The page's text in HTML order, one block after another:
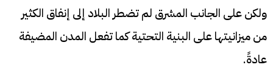
ولكن على الجانب المشرق لم تضطر البلاد إلى إنفاق الكثير
من ميزانيتها على البنية التحتية كما تفعل المدن المضيفة
عادةً.